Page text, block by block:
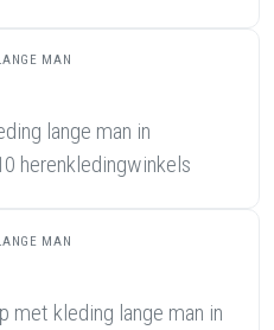
MAN
lange man in
herenkledingwinkels
MAN
met kleding lange man in